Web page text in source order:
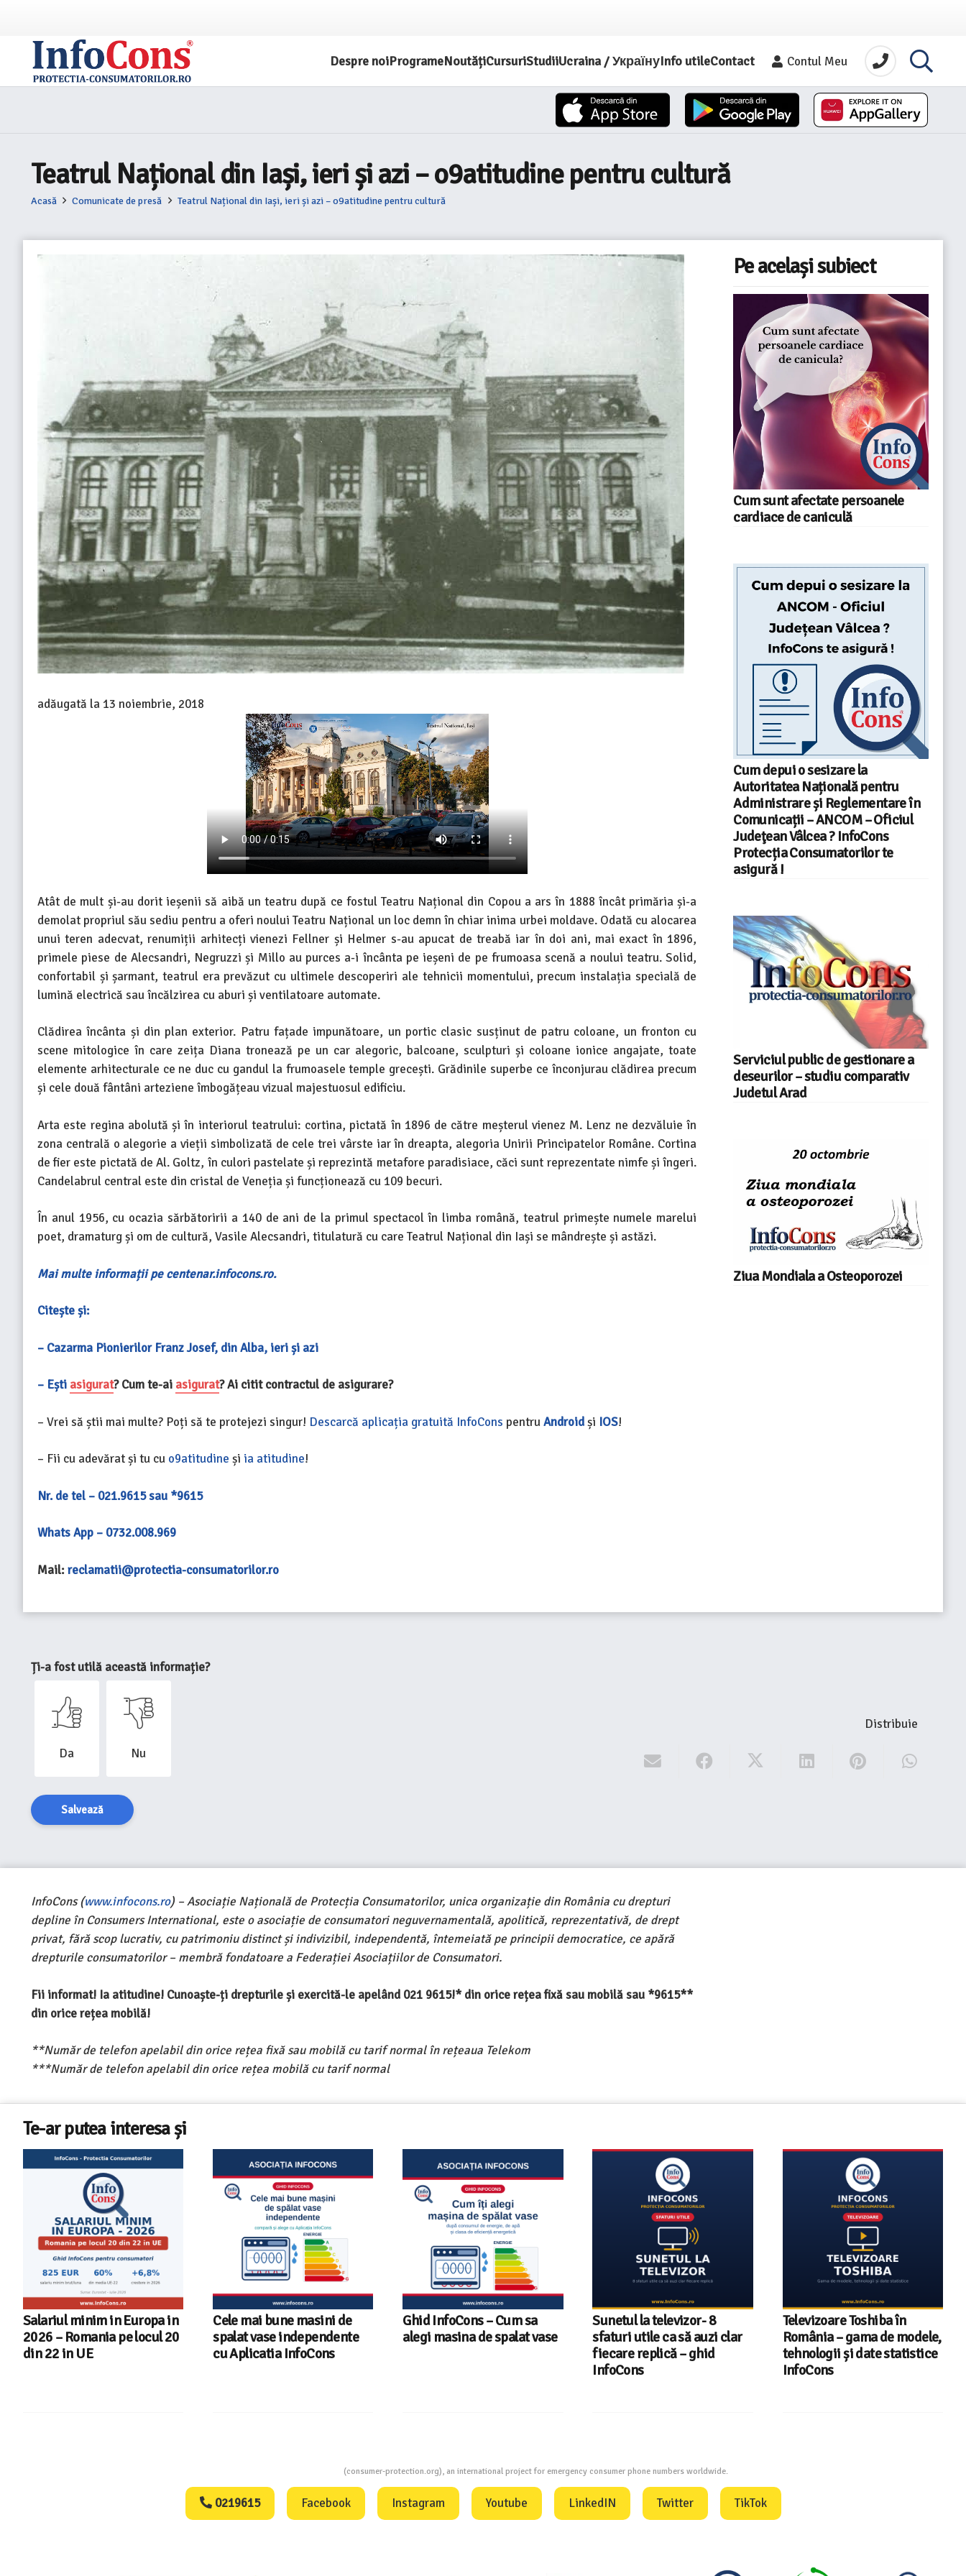
Despre noiProgrameNoutățiCursuriStudiiUcraina / УкраїнуInfo utileContact Contul Meu
Teatrul Național din Iași, ieri și azi – o9atitudine pentru cultură
Acasă Comunicate de presă Teatrul Național din Iași, ieri și azi – o9atitudine pentru cultură
adăugată la 13 noiembrie, 2018
Atât de mult și-au dorit ieșenii să aibă un teatru după ce fostul Teatru Național din Copou a ars în 1888 încât primăria și-a
demolat propriul său sediu pentru a oferi noului Teatru Național un loc demn în chiar inima urbei moldave. Odată cu alocarea
unui teren adecvat, renumiții arhitecți vienezi Fellner și Helmer s-au apucat de treabă iar în doi ani, mai exact în 1896,
primele piese de Alecsandri, Negruzzi și Millo au purces a-i încânta pe ieșeni de pe frumoasa scenă a noului teatru. Solid,
confortabil și șarmant, teatrul era prevăzut cu ultimele descoperiri ale tehnicii momentului, precum instalația specială de
lumină electrică sau încălzirea cu aburi și ventilatoare automate.
Clădirea încânta și din plan exterior. Patru fațade impunătoare, un portic clasic susținut de patru coloane, un fronton cu
scene mitologice în care zeița Diana tronează pe un car alegoric, balcoane, sculpturi și coloane ionice angajate, toate
elemente arhitecturale ce ne duc cu gandul la frumoasele temple grecești. Grădinile superbe ce înconjurau clădirea precum
și cele două fântâni arteziene îmbogățeau vizual majestuosul edificiu.
Arta este regina abolută și în interiorul teatrului: cortina, pictată în 1896 de către meșterul vienez M. Lenz ne dezvăluie în
zona centrală o alegorie a vieții simbolizată de cele trei vârste iar în dreapta, alegoria Unirii Principatelor Române. Cortina
de fier este pictată de Al. Goltz, în culori pastelate și reprezintă metafore paradisiace, căci sunt reprezentate nimfe și îngeri.
Candelabrul central este din cristal de Veneția și funcționează cu 109 becuri.
În anul 1956, cu ocazia sărbătoririi a 140 de ani de la primul spectacol în limba română, teatrul primește numele marelui
poet, dramaturg și om de cultură, Vasile Alecsandri, titulatură cu care Teatrul Național din Iași se mândrește și astăzi.
Mai multe informații pe centenar.infocons.ro.
Citește și:
– Cazarma Pionierilor Franz Josef, din Alba, ieri și azi
– Ești asigurat? Cum te-ai asigurat? Ai citit contractul de asigurare?
– Vrei să știi mai multe? Poți să te protejezi singur! Descarcă aplicația gratuită InfoCons pentruAndroidși IOS!
– Fii cu adevărat și tu cu o9atitudine și ia atitudine!
Nr. de tel – 021.9615 sau *9615
Whats App – 0732.008.969
Mail:reclamatii@protectia-consumatorilor.ro
Pe același subiect
Cum sunt afectate persoanele
cardiace de caniculă
Cum depui o sesizare la
Autoritatea Națională pentru
Administrare și Reglementare în
Comunicații – ANCOM – Oficiul
Judeţean Vâlcea ? InfoCons
Protecția Consumatorilor te
asigură !
Serviciul public de gestionare a
deseurilor – studiu comparativ
Judetul Arad
Ziua Mondiala a Osteoporozei
Ți-a fost utilă această informație?
Da Nu
Salvează
Distribuie
InfoCons (www.infocons.ro) – Asociație Națională de Protecția Consumatorilor, unica organizație din România cu drepturi
depline în Consumers International, este o asociație de consumatori neguvernamentală, apolitică, reprezentativă, de drept
privat, fără scop lucrativ, cu patrimoniu distinct și indivizibil, independentă, întemeiată pe principii democratice, ce apără
drepturile consumatorilor – membră fondatoare a Federației Asociațiilor de Consumatori.
Fii informat! Ia atitudine! Cunoaște-ți drepturile și exercită-le apelând 021 9615!* din orice rețea fixă sau mobilă sau *9615**
din orice rețea mobilă!
**Număr de telefon apelabil din orice rețea fixă sau mobilă cu tarif normal în rețeaua Telekom
***Număr de telefon apelabil din orice rețea mobilă cu tarif normal
Te-ar putea interesa și
Cele mai bune masini de
spalat vase independente
cu Aplicatia InfoCons
Ghid InfoCons – Cum sa
alegi masina de spalat vase
Sunetul la televizor- 8
sfaturi utile ca să auzi clar
Televizoare Toshiba în
România – gama de modele,
tehnologii și date statistice
InfoCons
InfoCons – 243 de
documente de acreditare
pentru certificatele verzi
din energia electrică
(consumer-protection.org), an international project for emergency consumer phone numbers worldwide.
0219615 Facebook Instagram Youtube LinkedIN Twitter TikTok